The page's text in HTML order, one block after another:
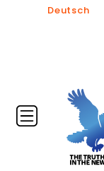
Deutsch